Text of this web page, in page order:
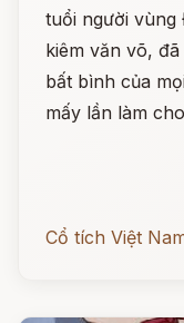
tuổi người vùng
kiêm văn võ,
bất bình của
mấy lần làm
Cổ tích Việt